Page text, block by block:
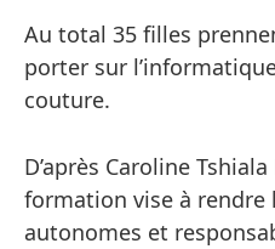
Au total 35 filles
porter sur
couture.
D’après Caroline
formation vise à rendre
autonomes et